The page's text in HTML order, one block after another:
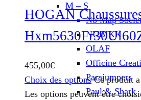
M – S
No Map
NUBIKK
OLAF
Officine
Parajumpers
Paul & Shark
HOGAN
455,00€
Choix des options Ce produit
Les options peuvent être